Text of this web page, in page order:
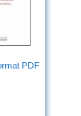
PDF